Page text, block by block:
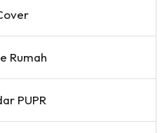
Rumah
PUPR